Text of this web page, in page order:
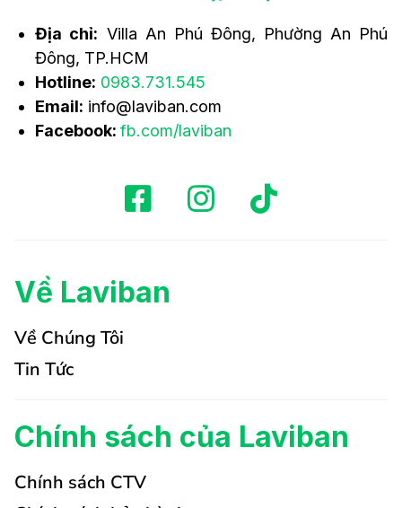
Địa chỉ: Villa An Phú Đông, Phường An Phú
Đông, TP.HCM
Hotline: 0983.731.545
Email: info@laviban.com
Facebook:fb.com/laviban
Về Laviban
Về Chúng Tôi
Tin Tức
Chính sách của Laviban
Chính sách CTV